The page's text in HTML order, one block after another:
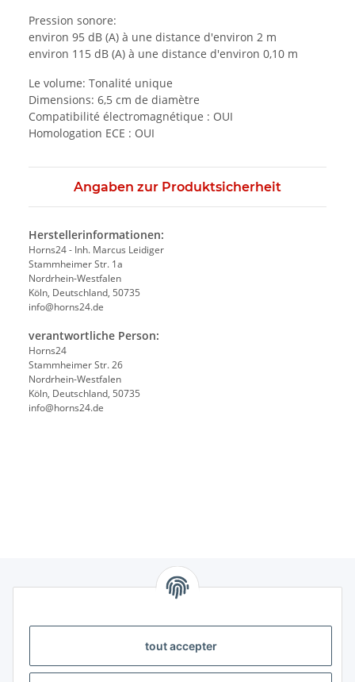
tout accepter
Pression sonore:
environ 95 dB (A) à une distance d'environ 2 m
environ 115 dB (A) à une distance d'environ 0,10 m
Le volume: Tonalité unique
Dimensions: 6,5 cm de diamètre
Compatibilité électromagnétique : OUI
Homologation ECE : OUI
Angaben zur Produktsicherheit
Herstellerinformationen:
Horns24 - Inh. Marcus Leidiger
Stammheimer Str. 1a
Nordrhein-Westfalen
Köln, Deutschland, 50735
info@horns24.de
verantwortliche Person:
Horns24
Stammheimer Str. 26
Nordrhein-Westfalen
Köln, Deutschland, 50735
info@horns24.de